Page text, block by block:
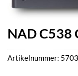
NAD C538
Artikelnummer: